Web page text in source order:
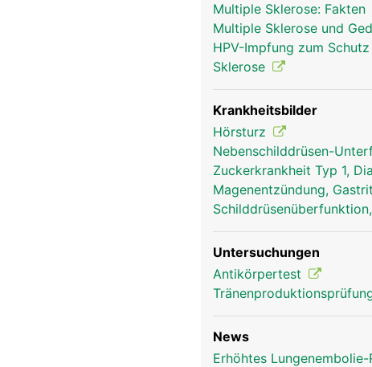
Multiple Sklerose: Fakten
Multiple Sklerose und
HPV-Impfung zum
Sklerose
Krankheitsbilder
Hörsturz
Nebenschilddrüsen-
Zuckerkrankheit Typ 1,
Magenentzündung,
Untersuchungen
Antikörpertest
News
Erhöhtes